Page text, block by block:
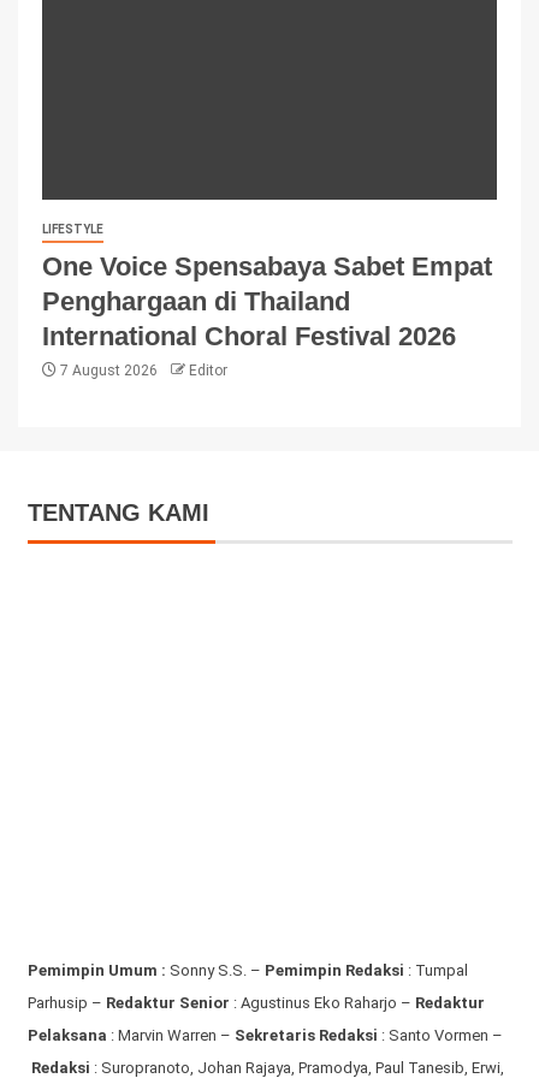
LIFESTYLE
One Voice Spensabaya Sabet Empat
Penghargaan di Thailand
International Choral Festival 2026
7 August 2026 Editor
TENTANG KAMI
Pemimpin Umum : Sonny S.S. – Pemimpin Redaksi : Tumpal
Parhusip – Redaktur Senior : Agustinus Eko Raharjo – Redaktur
Pelaksana : Marvin Warren – Sekretaris Redaksi : Santo Vormen –
Redaksi : Suropranoto, Johan Rajaya, Pramodya, Paul Tanesib, Erwi,